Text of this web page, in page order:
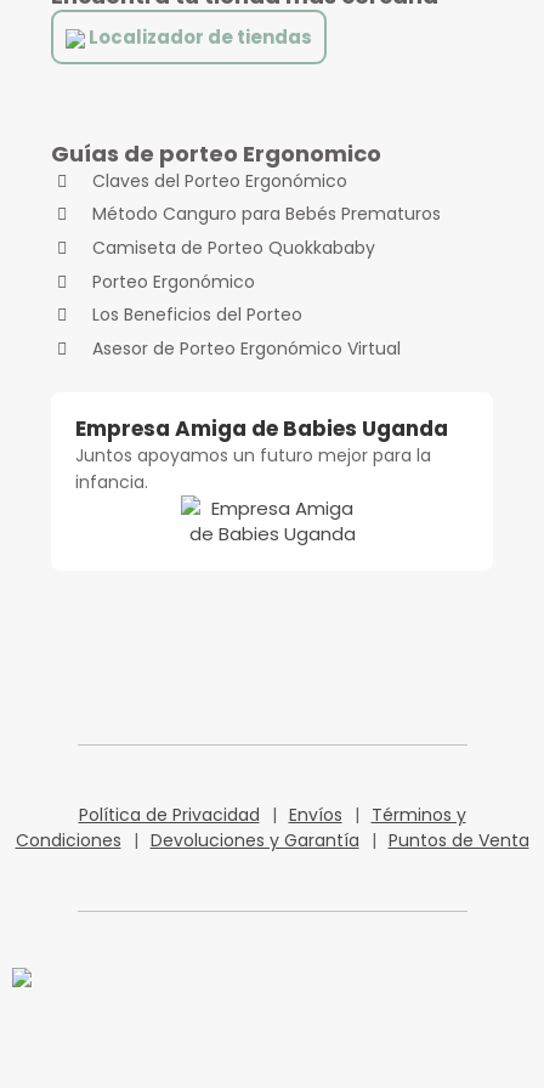
Localizador de tiendas
Guías de porteo Ergonomico
Claves del Porteo Ergonómico
Método Canguro para Bebés Prematuros
Camiseta de Porteo Quokkababy
Porteo Ergonómico
Los Beneficios del Porteo
Asesor de Porteo Ergonómico Virtual
Empresa Amiga de Babies Uganda
Juntos apoyamos un futuro mejor para la
infancia.
Política de Privacidad | Envíos | Términos y
Condiciones | Devoluciones y Garantía | Puntos de Venta